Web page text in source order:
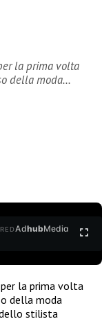
la prima volta
della moda…
AdhubMedia
la prima volta
della moda
stilista